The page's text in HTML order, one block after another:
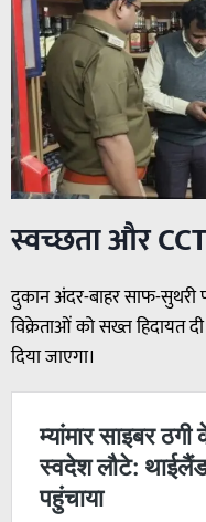
स्वच्छता और
दुकान अंदर-बाहर साफ-
विक्रेताओं को सख्त हिदायत
दिया जाएगा।